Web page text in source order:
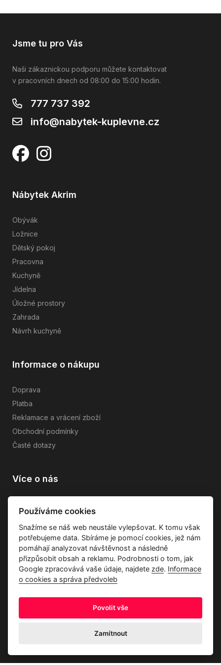
Jsme tu pro Vás
Naši zákaznickou podporu můžete kontaktovat
v pracovních dnech od 08:00 do 15:00 hodin.
777 737 392
info@nabytek-kuplevne.cz
Nábytek Akrim
Obývák
Ložnice
Dětský pokoj
Pracovna
Kuchyně
Jídelna
Úložné prostory
Zahrada
Návrh kuchyně
Informace o nákupu
Doprava
Platba
Reklamace a vrácení zboží
Obchodní podmínky
Časté dotazy
Více o nás
Průvodce tkaninami
Kontakty
Ochrana osobních údajů
Používáme cookies
Snažíme se náš web neustále vylepšovat. K tomu však
potřebujeme data. Sbíráme je pomocí cookies, jež nám
pomáhají analyzovat návštěvnost a následně
přizpůsobit obsah a reklamu. Podrobnosti o tom, jak
Google zpracovává vaše údaje, najdete zde. Informace
o cookies a správa předvoleb
Povolit vše
Zamítnout